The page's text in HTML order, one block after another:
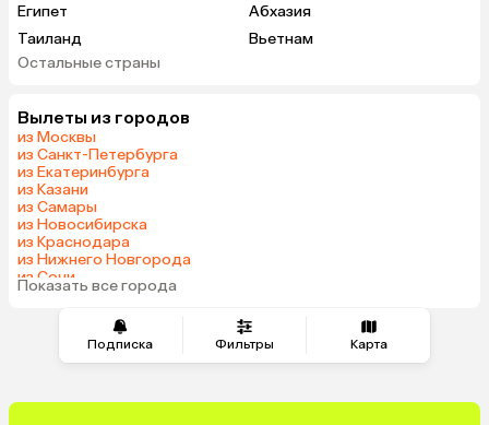
Подписка Фильтры Карта
Египет
Абхазия
Таиланд
Вьетнам
ОАЭ
Армения
Казахстан
Узбекистан
Катар
Гонконг
Таджикистан
Остальные страны
Вылеты из городов
из Москвы
из Санкт-Петербурга
из Екатеринбурга
из Казани
из Самары
из Новосибирска
из Краснодара
из Нижнего Новгорода
из Сочи
из Тюмени
Показать все города